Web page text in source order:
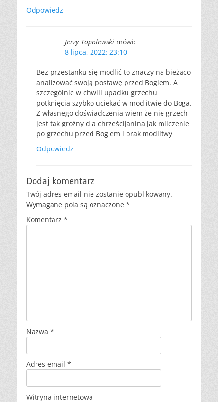
Odpowiedz
Jerzy Topolewski mówi:
8 lipca, 2022: 23:10
Bez przestanku się modlić to znaczy na bieżąco
analizować swoją postawę przed Bogiem. A
szczególnie w chwili upadku grzechu
potknięcia szybko uciekać w modlitwie do Boga.
Z własnego doświadczenia wiem że nie grzech
jest tak groźny dla chrześcijanina jak milczenie
po grzechu przed Bogiem i brak modlitwy
Odpowiedz
Dodaj komentarz
Twój adres email nie zostanie opublikowany.
Wymagane pola są oznaczone *
Komentarz *
Nazwa *
Adres email *
Witryna internetowa